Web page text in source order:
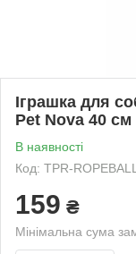
Іграшка для
Pet Nova 40
В наявності
Код: TPR-
159 ₴
Мінімальна сума